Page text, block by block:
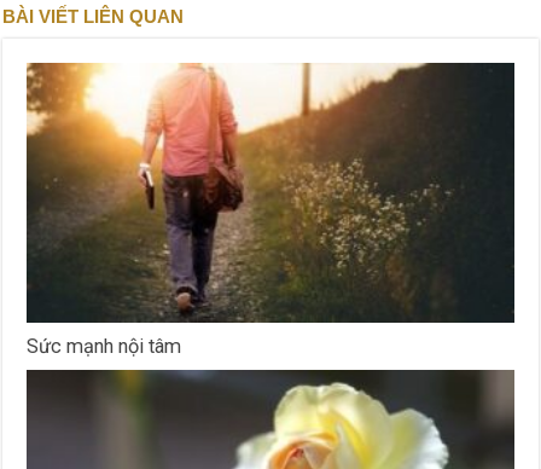
BÀI VIẾT LIÊN QUAN
Sức mạnh nội tâm